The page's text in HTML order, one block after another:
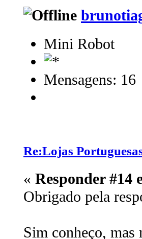
Mini Robot
Mensagens: 16
Re:Lojas
« Responder #14
Obrigado pela
Sim conheço,